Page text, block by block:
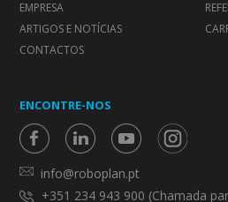
EMPRESA
ARTIGOS E NOTÍCIAS
CONTACTOS
ENCONTRE-NOS
info@roboplan.pt
+351 234 943 900 (Chamada